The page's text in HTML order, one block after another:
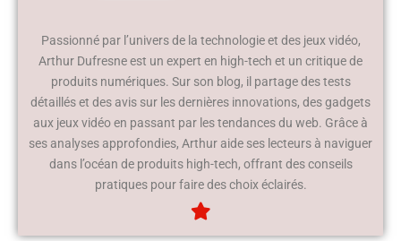
Passionné par l’univers de la technologie et des jeux vidéo,
Arthur Dufresne est un expert en high-tech et un critique de
produits numériques. Sur son blog, il partage des tests
détaillés et des avis sur les dernières innovations, des gadgets
aux jeux vidéo en passant par les tendances du web. Grâce à
ses analyses approfondies, Arthur aide ses lecteurs à naviguer
dans l’océan de produits high-tech, offrant des conseils
pratiques pour faire des choix éclairés.